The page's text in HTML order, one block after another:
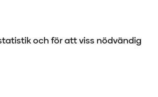
och för att viss nödvändig